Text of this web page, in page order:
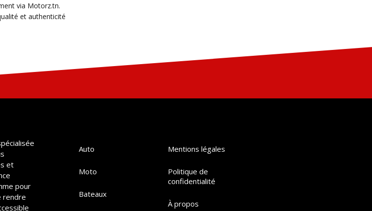
via Motorz.tn.
et authenticité
et
pour
rendre
Auto
Moto
Bateaux
Mentions légales
Politique de
confidentialité
À propos